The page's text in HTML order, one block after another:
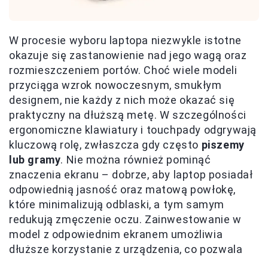
W procesie wyboru laptopa niezwykle istotne
okazuje się zastanowienie nad jego wagą oraz
rozmieszczeniem portów. Choć wiele modeli
przyciąga wzrok nowoczesnym, smukłym
designem, nie każdy z nich może okazać się
praktyczny na dłuższą metę. W szczególności
ergonomiczne klawiatury i touchpady odgrywają
kluczową rolę, zwłaszcza gdy często piszemy
lub gramy. Nie można również pominąć
znaczenia ekranu – dobrze, aby laptop posiadał
odpowiednią jasność oraz matową powłokę,
które minimalizują odblaski, a tym samym
redukują zmęczenie oczu. Zainwestowanie w
model z odpowiednim ekranem umożliwia
dłuższe korzystanie z urządzenia, co pozwala